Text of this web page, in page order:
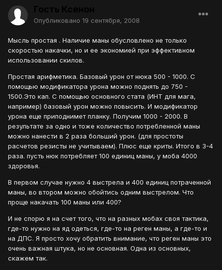
Опубликовано 19 сентября, 2008
Мысль простая . Наличие маны обусловлено не только
скоростью накачки, но и ее экономией при эффективном
использовании скилов.
Простая арифметика. Базовый урон от нюка 500 - 1000. С
помощью модификатора урона можно поднять до 750 -
1500.Это кап. С помощью основного стата (ИНТ для мага,
например) базовый урон можно повысить. И модификатор
урона еще приподнимет планку. Получим 1000 - 2000. В
результате за одно и тоже количество потребленной маны
можно нанести в 2 раза больший урон. (для простоты
расчетов резисты не учитываем). Плюс еще криты. Итого в 3-4
раза. пусть нюк потребляет 100 единиц маны, у моба 4000
здоровья.
В первом случае нужно 4 выстрела и 400 единиц потраченной
маны, во втором можно обойтись одним выстрелом. Что
проще накачать 100 маны или 400?
И не спорю я на счет того, что на разных мобах своя тактика,
где-то нужно на яд одеться, где-то на реген маны, а где-то и
на ДПС. Я просто хочу обратить внимание, что реген маны это
очень важная штука, но не основная. Одна из основных,
скажем так.